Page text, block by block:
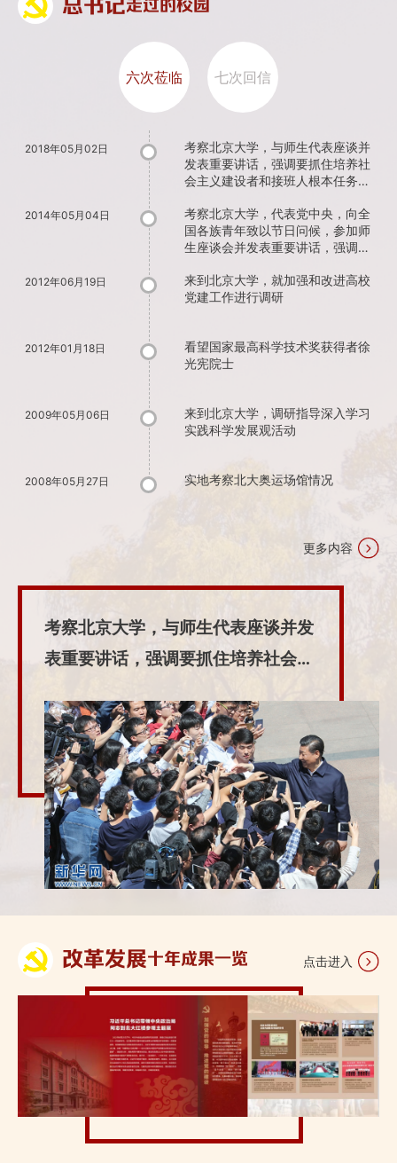
总书记走过的校园
六次莅临 七次回信
2018年05月02日
考察北京大学，与师生代表座谈并
发表重要讲话，强调要抓住培养社
会主义建设者和接班人根本任务，
2014年05月04日
考察北京大学，代表党中央，向全
国各族青年致以节日问候，参加师
生座谈会并发表重要讲话，强调青
2012年06月19日
来到北京大学，就加强和改进高校
党建工作进行调研
2012年01月18日
看望国家最高科学技术奖获得者徐
光宪院士
2009年05月06日
来到北京大学，调研指导深入学习
实践科学发展观活动
2008年05月27日 实地考察北大奥运场馆情况
更多内容
考察北京大学，与师生代表座谈并发
表重要讲话，强调要抓住培养社会主
设中国特色世界一流大学
改革发展十年成果一览 点击进入